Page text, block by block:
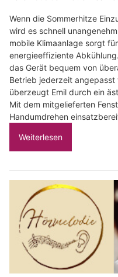
Wenn die Sommerhitze
wird es schnell
mobile Klimaanlage sorgt
energieeffiziente
das Gerät bequem von
Betrieb jederzeit
überzeugt Emil durch ein
Mit dem mitgelieferten
Handumdrehen
Weiterlesen